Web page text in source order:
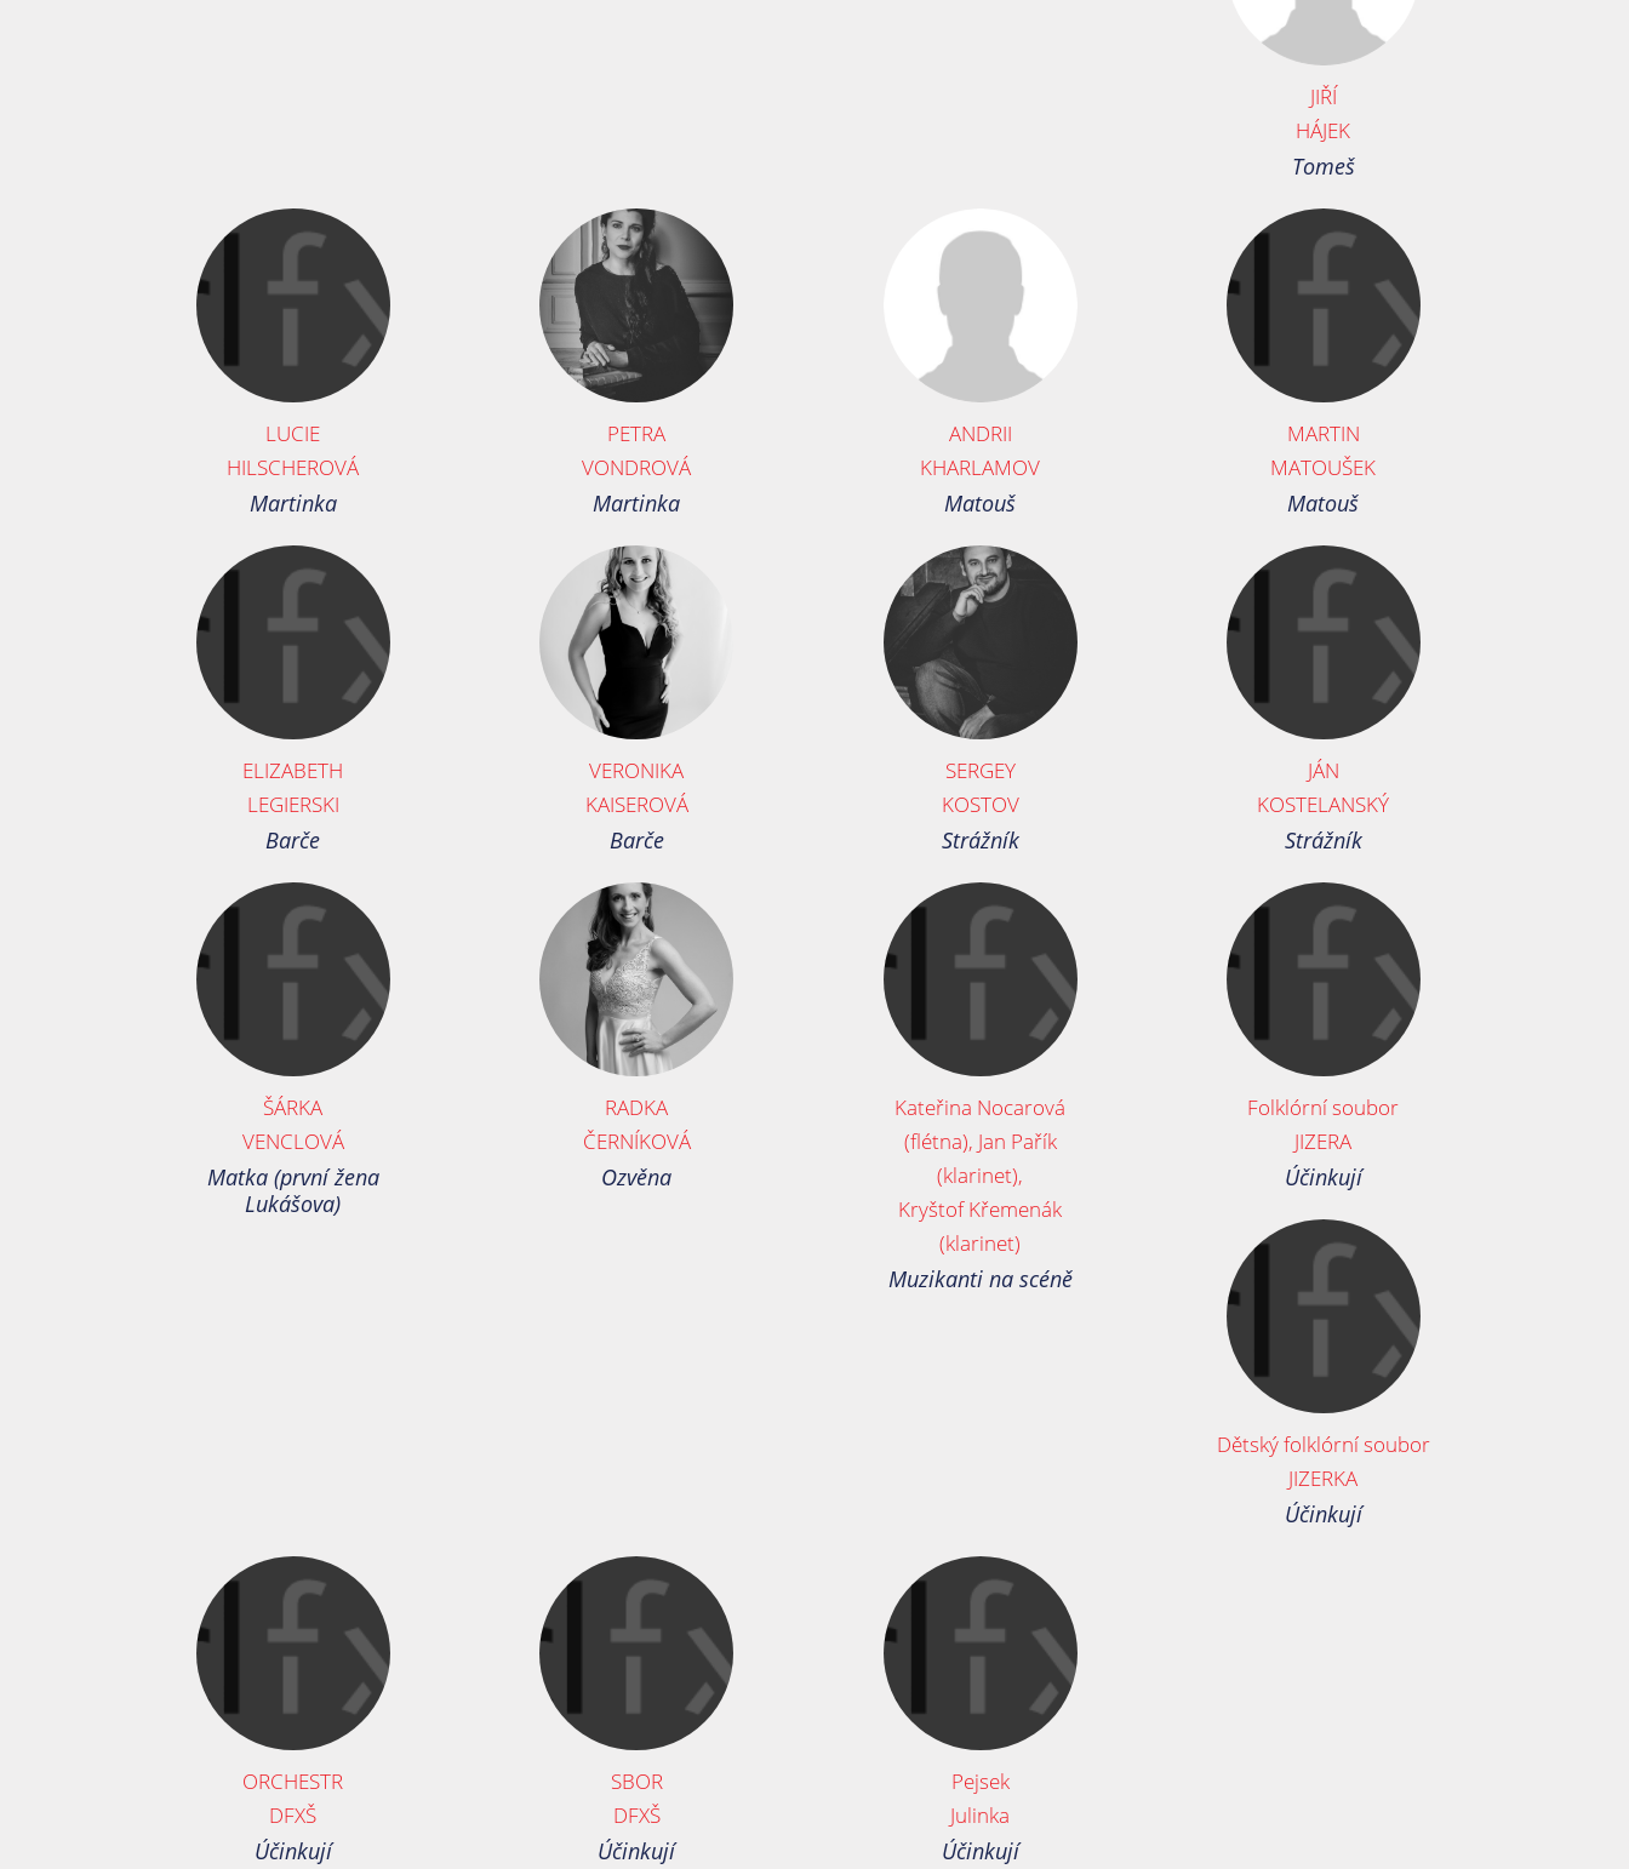
JIŘÍ
HÁJEK
Tomeš
LUCIE
HILSCHEROVÁ
Martinka
PETRA
VONDROVÁ
Martinka
ANDRII
KHARLAMOV
Matouš
MARTIN
MATOUŠEK
Matouš
ELIZABETH
LEGIERSKI
Barče
VERONIKA
KAISEROVÁ
Barče
SERGEY
KOSTOV
Strážník
JÁN
KOSTELANSKÝ
Strážník
ŠÁRKA
VENCLOVÁ
Matka (první žena
Lukášova)
RADKA
ČERNÍKOVÁ
Ozvěna
Kateřina Nocarová
(flétna), Jan Pařík
(klarinet),
Kryštof Křemenák
(klarinet)
Muzikanti na scéně
Folklórní soubor
JIZERA
Účinkují
Dětský folklórní soubor
JIZERKA
Účinkují
ORCHESTR
DFXŠ
Účinkují
SBOR
DFXŠ
Účinkují
Pejsek
Julinka
Účinkují